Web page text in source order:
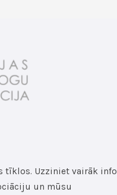
tīklos. Uzziniet vairāk info
un mūsu